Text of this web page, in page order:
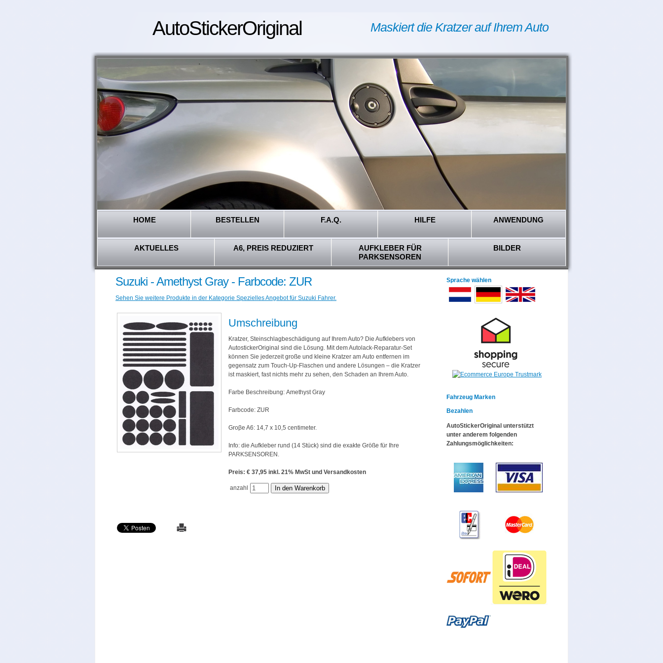
AutoStickerOriginal Maskiert die Kratzer auf Ihrem Auto
HOME BESTELLEN F.A.Q. HILFE ANWENDUNG
AKTUELLES A6, PREIS REDUZIERT
AUFKLEBER FÜR
PARKSENSOREN
BILDER
Suzuki - Amethyst Gray - Farbcode: ZUR
Sehen Sie weitere Produkte in der Kategorie Spezielles Angebot für Suzuki Fahrer.
Umschreibung
Kratzer, Steinschlagbeschädigung auf Ihrem Auto? Die Aufklebers von
AutostickerOriginal sind die Lösung. Mit dem Autolack-Reparatur-Set
können Sie jederzeit große und kleine Kratzer am Auto entfernen im
gegensatz zum Touch-Up-Flaschen und andere Lösungen – die Kratzer
ist maskiert, fast nichts mehr zu sehen, den Schaden an Ihrem Auto.
Farbe Beschreibung: Amethyst Gray
Farbcode: ZUR
Groβe A6: 14,7 x 10,5 centimeter.
Info: die Aufkleber rund (14 Stück) sind die exakte Größe für Ihre
PARKSENSOREN.
Preis: € 37,95 inkl. 21% MwSt und Versandkosten
anzahl
Sprache wählen
Fahrzeug Marken
Bezahlen
AutoStickerOriginal unterstützt
unter anderem folgenden
Zahlungsmöglichkeiten: